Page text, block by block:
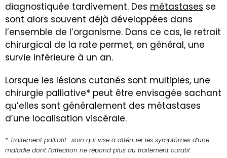
diagnostiquée tardivement. Des métastases se
sont alors souvent déjà développées dans
l’ensemble de l’organisme. Dans ce cas, le retrait
chirurgical de la rate permet, en général, une
survie inférieure à un an.
Lorsque les lésions cutanés sont multiples, une
chirurgie palliative* peut être envisagée sachant
qu’elles sont généralement des métastases
d’une localisation viscérale.
* Traitement palliatif : soin qui vise à atténuer les symptômes d’une
maladie dont l’affection ne répond plus au traitement curatif.